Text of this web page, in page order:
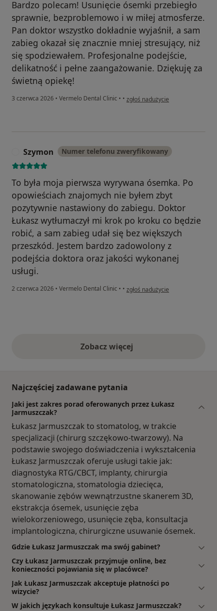
Bardzo polecam! Usunięcie ósemki przebiegło
sprawnie, bezproblemowo i w miłej atmosferze.
Pan doktor wszystko dokładnie wyjaśnił, a sam
zabieg okazał się znacznie mniej stresujący, niż
się spodziewałem. Profesjonalne podejście,
delikatność i pełne zaangażowanie. Dziękuję za
świetną opiekę!
3 czerwca 2026 • Vermelo Dental Clinic • • w opinii użytkownika Dominik
zgłoś nadużycie
Szymon Numer telefonu zweryfikowany
To była moja pierwsza wyrywana ósemka. Po
opowieściach znajomych nie byłem zbyt
pozytywnie nastawiony do zabiegu. Doktor
Łukasz wytłumaczył mi krok po kroku co będzie
robić, a sam zabieg udał się bez większych
przeszkód. Jestem bardzo zadowolony z
podejścia doktora oraz jakości wykonanej
usługi.
2 czerwca 2026 • Vermelo Dental Clinic • • w opinii użytkownika Szymon
zgłoś nadużycie
Zobacz więcejopinie powyżej
Najczęściej zadawane pytania
Jaki jest zakres porad oferowanych przez Łukasz
Jarmuszczak?
Łukasz Jarmuszczak to stomatolog, w trakcie
specjalizacji (chirurg szczękowo-twarzowy). Na
podstawie swojego doświadczenia i wykształcenia
Łukasz Jarmuszczak oferuje usługi takie jak:
diagnostyka RTG/CBCT, implanty, chirurgia
stomatologiczna, stomatologia dziecięca,
skanowanie zębów wewnątrzustne skanerem 3D,
ekstrakcja ósemek, usunięcie zęba
wielokorzeniowego, usunięcie zęba, konsultacja
implantologiczna, chirurgiczne usuwanie ósemek.
Gdzie Łukasz Jarmuszczak ma swój gabinet?
Czy Łukasz Jarmuszczak przyjmuje online, bez
konieczności pojawiania się w placówce?
Jak Łukasz Jarmuszczak akceptuje płatności po
wizycie?
W jakich językach konsultuje Łukasz Jarmuszczak?